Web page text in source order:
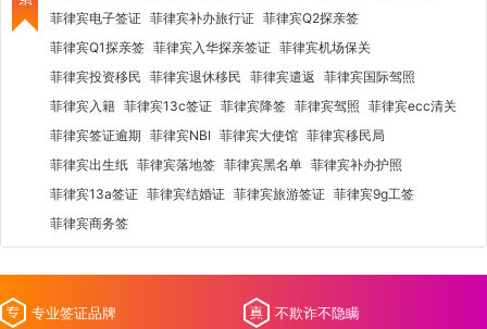
菲律宾电子签证 菲律宾补办旅行证 菲律宾Q2探亲签
菲律宾Q1探亲签 菲律宾入华探亲签证 菲律宾机场保关
菲律宾投资移民 菲律宾退休移民 菲律宾遣返
菲律宾国际驾照
菲律宾入籍 菲律宾13c签证 菲律宾降签 菲律宾驾照 菲律宾ecc清关
菲律宾签证逾期 菲律宾NBI 菲律宾大使馆 菲律宾移民局
菲律宾出生纸 菲律宾落地签 菲律宾黑名单 菲律宾补办护照
菲律宾13a签证 菲律宾结婚证 菲律宾旅游签证 菲律宾9g工签
菲律宾商务签
专业签证品牌 不欺诈不隐瞒